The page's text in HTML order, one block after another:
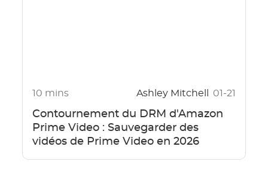
10 mins Ashley Mitchell 01-21
Contournement du DRM d'Amazon
Prime Video : Sauvegarder des
vidéos de Prime Video en 2026